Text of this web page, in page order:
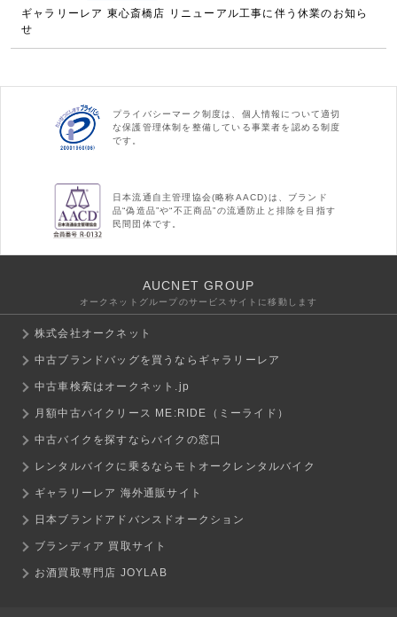
ギャラリーレア 東心斎橋店 リニューアル工事に伴う休業のお知ら
せ
プライバシーマーク制度は、個人情報について適切
な保護管理体制を整備している事業者を認める制度
です。
日本流通自主管理協会(略称AACD)は、ブランド
品“偽造品”や“不正商品”の流通防止と排除を目指す
民間団体です。
AUCNET GROUP
オークネットグループのサービスサイトに移動します
株式会社オークネット
中古ブランドバッグを買うならギャラリーレア
中古車検索はオークネット.jp
月額中古バイクリース ME:RIDE（ミーライド）
中古バイクを探すならバイクの窓口
レンタルバイクに乗るならモトオークレンタルバイク
ギャラリーレア 海外通販サイト
日本ブランドアドバンスドオークション
ブランディア 買取サイト
お酒買取専門店 JOYLAB